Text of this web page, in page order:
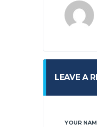
LEAVE A
YOUR